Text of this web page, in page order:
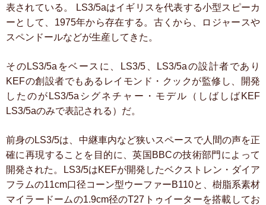
表されている。
LS3/5aはイギリスを代表する小型スピーカ
ーとして、1975年から存在する。古くから、ロジャースや
スペンドールなどが生産してきた。
そのLS3/5aをベースに、LS3/5、LS3/5aの設計者であり
KEFの創設者でもあるレイモンド・クックが監修し、開発
したのがLS3/5aシグネチャー・モデル（しばしばKEF
LS3/5aのみで表記される）だ。
前身のLS3/5は、中継車内など狭いスペースで人間の声を正
確に再現することを目的に、英国BBCの技術部門によって
開発された。LS3/5はKEFが開発したベクストレン・ダイア
フラムの11cm口径コーン型ウーファーB110と、樹脂系素材
マイラードームの1.9cm径のT27トゥイーターを搭載してお